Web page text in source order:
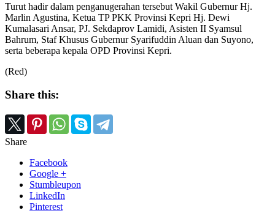
Turut hadir dalam penganugerahan tersebut Wakil Gubernur Hj.
Marlin Agustina, Ketua TP PKK Provinsi Kepri Hj. Dewi
Kumalasari Ansar, PJ. Sekdaprov Lamidi, Asisten II Syamsul
Bahrum, Staf Khusus Gubernur Syarifuddin Aluan dan Suyono,
serta beberapa kepala OPD Provinsi Kepri.
(Red)
Share this:
Share
Facebook
Google +
Stumbleupon
LinkedIn
Pinterest